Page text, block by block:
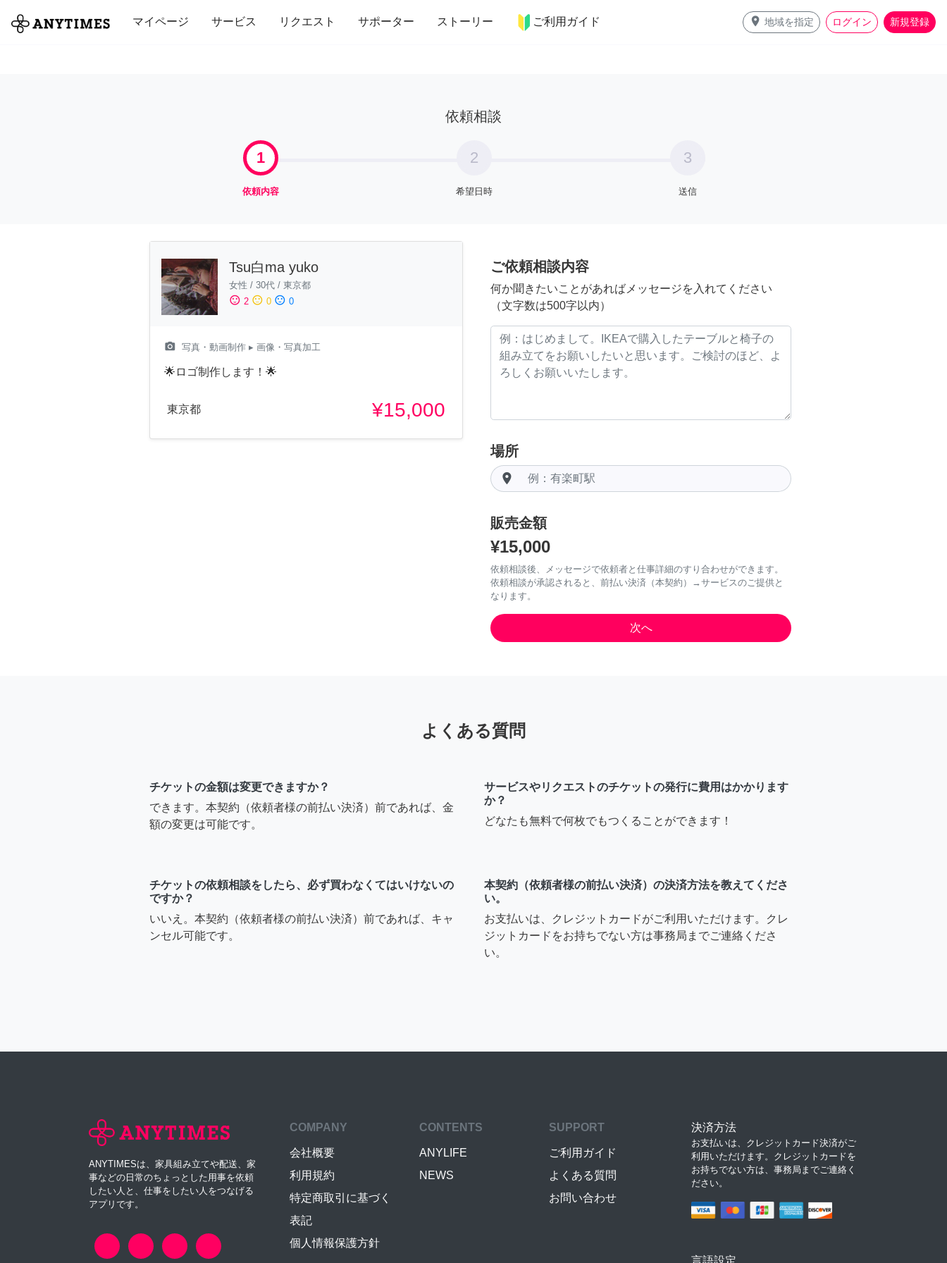
マイページ サービス リクエスト サポーター ストーリー ご利用ガイド place 地域を指定 ログイン 新規登録
全て 修理・組立 家事 引っ越し インテリア 趣味・習い事 ペット 料理
依頼相談
1
依頼内容
2
希望日時
3
送信
Tsu白ma yuko
女性 / 30代 / 東京都
sentiment_satisfied 2 sentiment_neutral 0 sentiment_dissatisfied 0
camera_alt 写真・動画制作 ▸ 画像・写真加工
🌟ロゴ制作します！🌟
東京都 ¥15,000
ご依頼相談内容
何か聞きたいことがあればメッセージを入れてください
（文字数は500字以内）
場所
room
販売金額
¥15,000
依頼相談後、メッセージで依頼者と仕事詳細のすり合わせができます。
依頼相談が承認されると、前払い決済（本契約）→サービスのご提供と
なります。
よくある質問
チケットの金額は変更できますか？
できます。本契約（依頼者様の前払い決済）前であれば、金
額の変更は可能です。
サービスやリクエストのチケットの発行に費用はかかります
か？
どなたも無料で何枚でもつくることができます！
チケットの依頼相談をしたら、必ず買わなくてはいけないの
ですか？
いいえ。本契約（依頼者様の前払い決済）前であれば、キャ
ンセル可能です。
本契約（依頼者様の前払い決済）の決済方法を教えてくださ
い。
お支払いは、クレジットカードがご利用いただけます。クレ
ジットカードをお持ちでない方は事務局までご連絡くださ
い。
ANYTIMESは、家具組み立てや配送、家
事などの日常のちょっとした用事を依頼
したい人と、仕事をしたい人をつなげる
アプリです。
COMPANY
会社概要
利用規約
特定商取引に基づく
表記
個人情報保護方針
CONTENTS
ANYLIFE
NEWS
SUPPORT
ご利用ガイド
よくある質問
お問い合わせ
決済方法
お支払いは、クレジットカード決済がご
利用いただけます。クレジットカードを
お持ちでない方は、事務局までご連絡く
ださい。
言語設定